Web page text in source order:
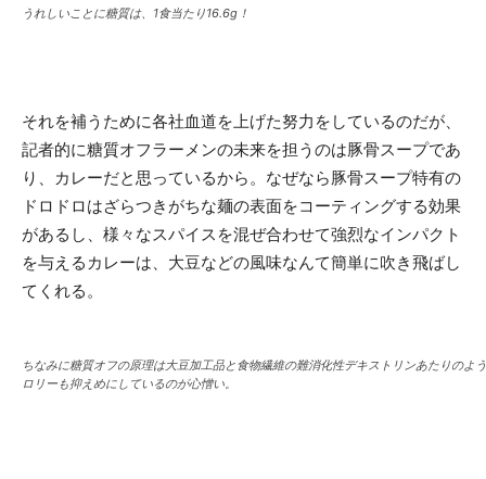
うれしいことに糖質は、1食当たり16.6g！
それを補うために各社血道を上げた努力をしているのだが、
記者的に糖質オフラーメンの未来を担うのは豚骨スープであ
り、カレーだと思っているから。なぜなら豚骨スープ特有の
ドロドロはざらつきがちな麺の表面をコーティングする効果
があるし、様々なスパイスを混ぜ合わせて強烈なインパクト
を与えるカレーは、大豆などの風味なんて簡単に吹き飛ばし
てくれる。
ちなみに糖質オフの原理は大豆加工品と食物繊維の難消化性デキストリンあたりのよ
ロリーも抑えめにしているのが心憎い。